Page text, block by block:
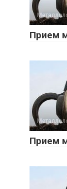
Прием
Прием